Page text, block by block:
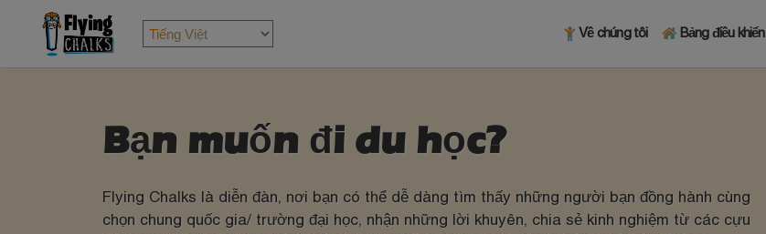
Về chúng tôi Bảng điều khiển
Bạn muốn đi du học?
Flying Chalks là diễn đàn, nơi bạn có thể dễ dàng tìm thấy những người bạn đồng hành cùng
chọn chung quốc gia/ trường đại học, nhận những lời khuyên, chia sẻ kinh nghiệm từ các cựu